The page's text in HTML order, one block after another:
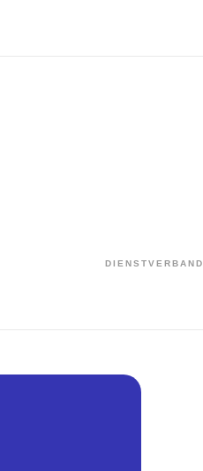
DIENSTVERBAND